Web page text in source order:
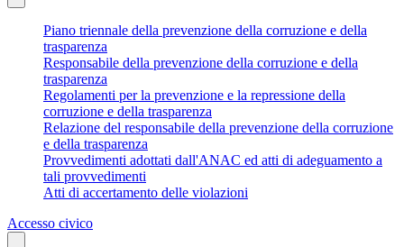
Piano triennale della prevenzione della corruzione e della
trasparenza
Responsabile della prevenzione della corruzione e della
trasparenza
Regolamenti per la prevenzione e la repressione della
corruzione e della trasparenza
Relazione del responsabile della prevenzione della corruzione
e della trasparenza
Provvedimenti adottati dall'ANAC ed atti di adeguamento a
tali provvedimenti
Atti di accertamento delle violazioni
Accesso civico